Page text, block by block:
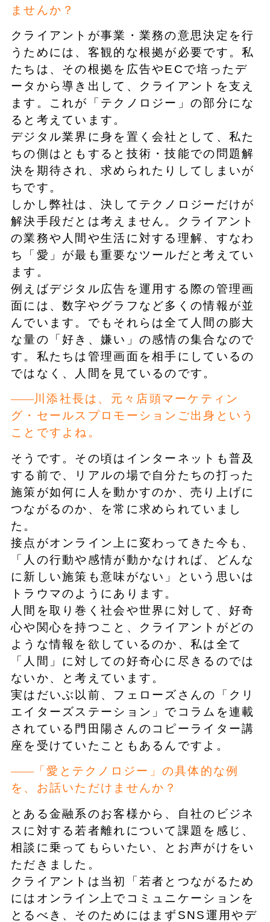
ませんか？
クライアントが事業・業務の意思決定を行
うためには、客観的な根拠が必要です。私
たちは、その根拠を広告やECで培ったデ
ータから導き出して、クライアントを支え
ます。これが「テクノロジー」の部分にな
ると考えています。
デジタル業界に身を置く会社として、私た
ちの側はともすると技術・技能での問題解
決を期待され、求められたりしてしまいが
ちです。
しかし弊社は、決してテクノロジーだけが
解決手段だとは考えません。クライアント
の業務や人間や生活に対する理解、すなわ
ち「愛」が最も重要なツールだと考えてい
ます。
例えばデジタル広告を運用する際の管理画
面には、数字やグラフなど多くの情報が並
んでいます。でもそれらは全て人間の膨大
な量の「好き、嫌い」の感情の集合なので
す。私たちは管理画面を相手にしているの
ではなく、人間を見ているのです。
川添社長は、元々店頭マーケティン
グ・セールスプロモーションご出身という
ことですよね。
そうです。その頃はインターネットも普及
する前で、リアルの場で自分たちの打った
施策が如何に人を動かすのか、売り上げに
つながるのか、を常に求められていまし
た。
接点がオンライン上に変わってきた今も、
「人の行動や感情が動かなければ、どんな
に新しい施策も意味がない」という思いは
トラウマのようにあります。
人間を取り巻く社会や世界に対して、好奇
心や関心を持つこと、クライアントがどの
ような情報を欲しているのか、私は全て
「人間」に対しての好奇心に尽きるのでは
ないか、と考えています。
実はだいぶ以前、フェローズさんの「クリ
エイターズステーション」でコラムを連載
されている門田陽さんのコピーライター講
座を受けていたこともあるんですよ。
「愛とテクノロジー」の具体的な例
を、お話いただけませんか？
とある金融系のお客様から、自社のビジネ
スに対する若者離れについて課題を感じ、
相談に乗ってもらいたい、とお声がけをい
ただきました。
クライアントは当初「若者とつながるため
にはオンライン上でコミュニケーションを
とるべき、そのためにはまずSNS運用やデ